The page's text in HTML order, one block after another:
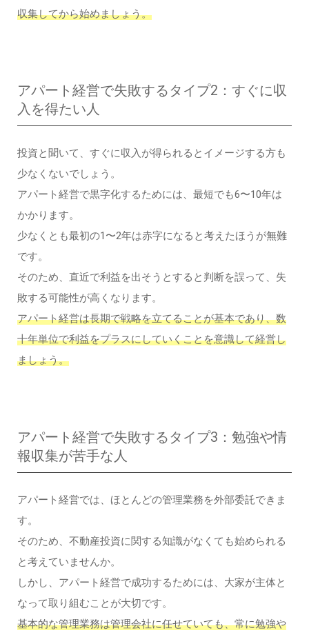
収集してから始めましょう。
アパート経営で失敗するタイプ2：すぐに収
入を得たい人
投資と聞いて、すぐに収入が得られるとイメージする方も
少なくないでしょう。
アパート経営で黒字化するためには、最短でも6〜10年は
かかります。
少なくとも最初の1〜2年は赤字になると考えたほうが無難
です。
そのため、直近で利益を出そうとすると判断を誤って、失
敗する可能性が高くなります。
アパート経営は長期で戦略を立てることが基本であり、数
十年単位で利益をプラスにしていくことを意識して経営し
ましょう。
アパート経営で失敗するタイプ3：勉強や情
報収集が苦手な人
アパート経営では、ほとんどの管理業務を外部委託できま
す。
そのため、不動産投資に関する知識がなくても始められる
と考えていませんか。
しかし、アパート経営で成功するためには、大家が主体と
なって取り組むことが大切です。
基本的な管理業務は管理会社に任せていても、常に勉強や